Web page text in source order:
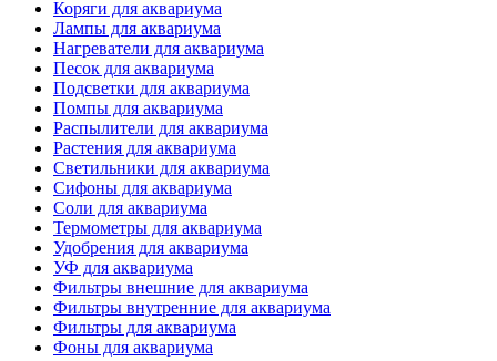
Коряги для аквариума
Лампы для аквариума
Нагреватели для аквариума
Песок для аквариума
Подсветки для аквариума
Помпы для аквариума
Распылители для аквариума
Растения для аквариума
Светильники для аквариума
Сифоны для аквариума
Соли для аквариума
Термометры для аквариума
Удобрения для аквариума
УФ для аквариума
Фильтры внешние для аквариума
Фильтры внутренние для аквариума
Фильтры для аквариума
Фоны для аквариума